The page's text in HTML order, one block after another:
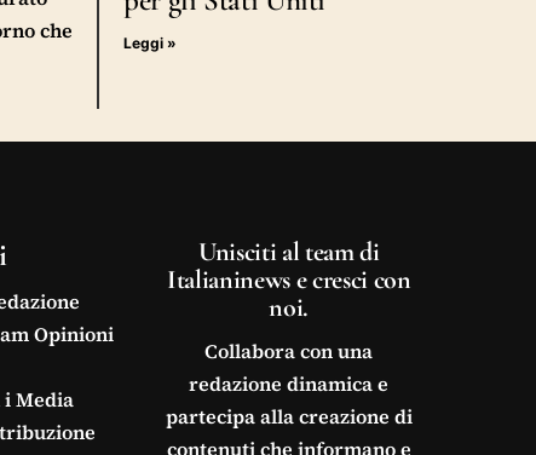
che
Leggi »
Opinioni
i Media
Unisciti al team di
Italianinews e cresci con
noi.
Collabora con una
redazione dinamica e
partecipa alla creazione di
contenuti che informano e